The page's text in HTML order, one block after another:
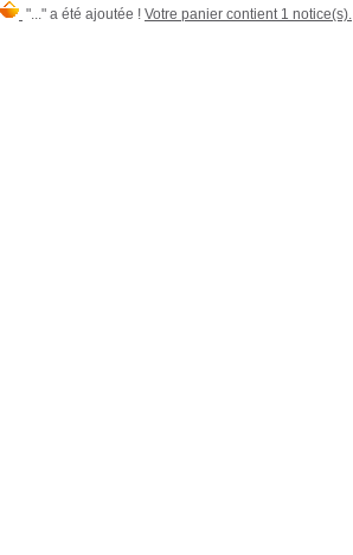
"..." a été ajoutée ! Votre panier contient 1 notice(s).